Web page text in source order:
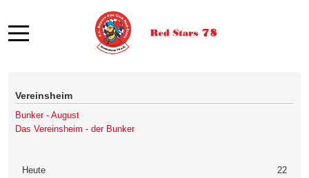
Mobile Menu Toggle
Vereinsheim
Bunker - August
Das Vereinsheim - der Bunker
Heute
22